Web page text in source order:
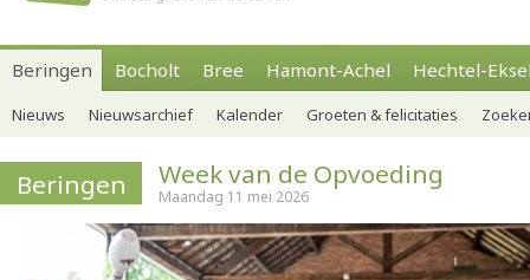
Beringen Bocholt Bree Hamont-Achel Hechtel-
Nieuws Nieuwsarchief Kalender Groeten & felicitaties
Beringen Week van de Opvoeding
Maandag 11 mei 2026